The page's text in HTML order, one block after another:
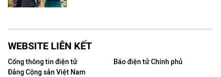
WEBSITE LIÊN KẾT
Cổng thông tin điện tử
Đảng Cộng sản Việt Nam
Báo điện tử Chính phủ